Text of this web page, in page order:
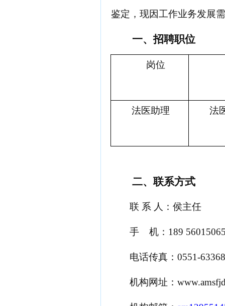
鉴定，现因工作业务发展
一、招聘职位
岗位
法医助理 法
二、联系方式
联 系 人：侯主任
手 机： 189
电话传真： 0551-
机构网址：